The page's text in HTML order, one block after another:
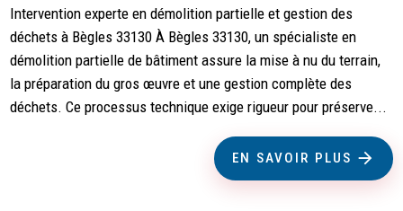
Intervention experte en démolition partielle et gestion des
déchets à Bègles 33130 À Bègles 33130, un spécialiste en
démolition partielle de bâtiment assure la mise à nu du terrain,
la préparation du gros œuvre et une gestion complète des
déchets. Ce processus technique exige rigueur pour préserve...
EN SAVOIR PLUS